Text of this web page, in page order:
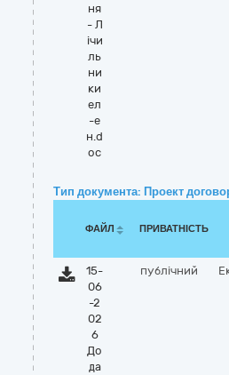
ня
- Л
ічи
ль
ни
ки
ел
-е
н.d
oc
Тип документа: Проект
ФАЙЛ ПРИВАТНІСТЬ
15-
06
-2
02
6
До
да
публічний